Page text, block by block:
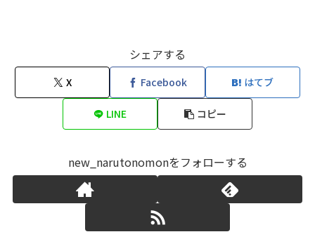
シェアする
X Facebook はてブ
LINE コピー
new_narutonomonをフォローする